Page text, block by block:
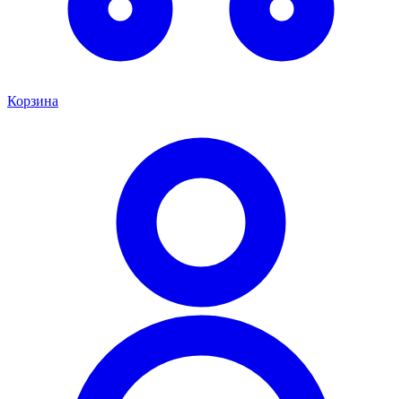
Корзина